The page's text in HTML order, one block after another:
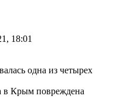
18:01
в Крым повреждена